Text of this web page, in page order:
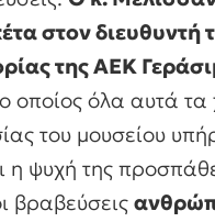
στον διευθυντή
της ΑΕΚ
ο οποίος όλα αυτά τα
του μουσείου
η ψυχή της
βραβεύσεις